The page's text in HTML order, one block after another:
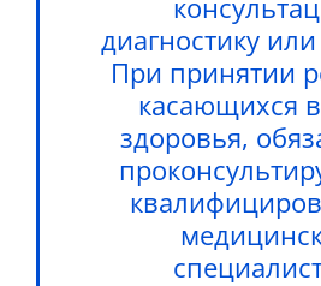
диагностику
При принятии
касающихся
здоровья,